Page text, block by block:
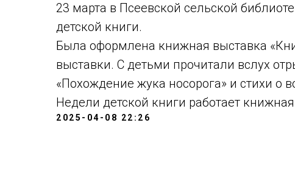
23 марта в Псеевской сельской
детской книги.
Была оформлена книжная выставка
выставки. С детьми прочитали вслух
«Похождение жука носорога» и стихи о
Недели детской книги работает
2025-04-08 22:26